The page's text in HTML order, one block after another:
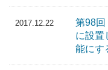
2017.12.22
第98
に設置
能にす